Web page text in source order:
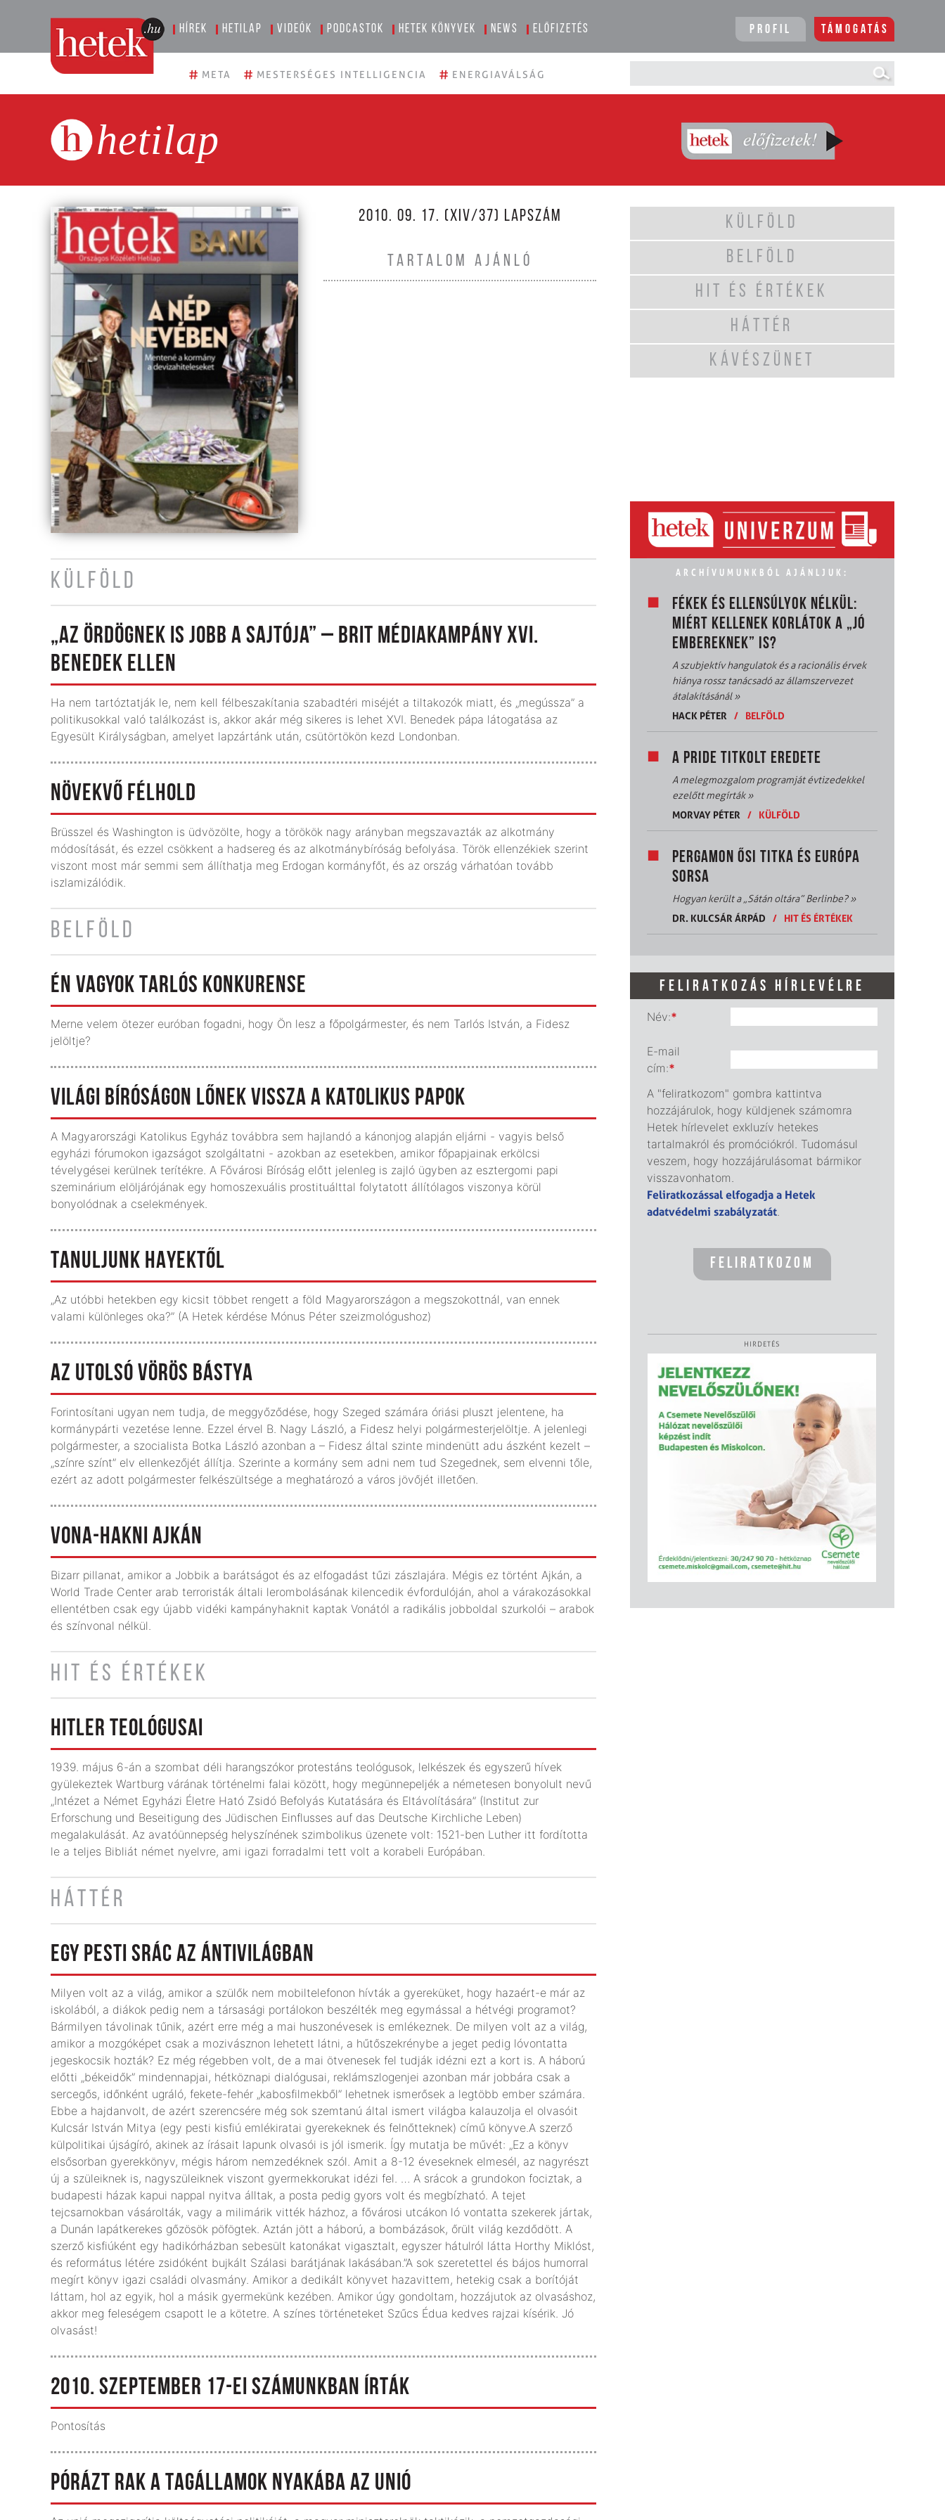
Hírek Hetilap Videók Podcastok Hetek könyvek News Előfizetés Profil Támogatás
# META # MESTERSÉGES INTELLIGENCIA # ENERGIAVÁLSÁG
hetilap
2010. 09. 17. (XIV/37) LAPSZÁM
TARTALOM AJÁNLÓ
KÜLFÖLD
„AZ ÖRDÖGNEK IS JOBB A SAJTÓJA” – BRIT MÉDIA­KAMPÁNY XVI.
BENEDEK ELLEN
Ha nem tartóztatják le, nem kell félbeszakítania szabadtéri miséjét a tiltakozók miatt, és „megússza” a
politikusokkal való találkozást is, akkor akár még sikeres is lehet XVI. Benedek pápa látogatása az
Egyesült Királyságban, amelyet lapzártánk után, csütörtökön kezd Londonban.
NÖVEKVŐ FÉLHOLD
Brüsszel és Washington is üdvözölte, hogy a törökök nagy arányban megszavazták az alkotmány
módosítását, és ezzel csökkent a hadsereg és az alkotmánybíróság befolyása. Török ellenzékiek szerint
viszont most már semmi sem állíthatja meg Erdogan kormányfőt, és az ország várhatóan tovább
iszlamizálódik.
BELFÖLD
ÉN VAGYOK TARLÓS KONKURENSE
Merne velem ötezer euróban fogadni, hogy Ön lesz a főpolgármester, és nem Tarlós István, a Fidesz
jelöltje?
VILÁGI BÍRÓSÁGON LŐNEK VISSZA A KATOLIKUS PAPOK
A Magyarországi Katolikus Egyház továbbra sem hajlandó a kánonjog alapján eljárni - vagyis belső
egyházi fórumokon igazságot szolgáltatni - azokban az esetekben, amikor főpapjainak erkölcsi
tévelygései kerülnek terítékre. A Fővárosi Bíróság előtt jelenleg is zajló ügyben az esztergomi papi
szeminárium elöljárójának egy homoszexuális prostituálttal folytatott állítólagos viszonya körül
bonyolódnak a cselekmények.
TANULJUNK HAYEKTŐL
„Az utóbbi hetekben egy kicsit többet rengett a föld Magyarországon a megszokottnál, van ennek
valami különleges oka?” (A Hetek kérdése Mónus Péter szeizmológushoz)
AZ UTOLSÓ VÖRÖS BÁSTYA
Forintosítani ugyan nem tudja, de meggyőződése, hogy Szeged számára óriási pluszt jelentene, ha
kormánypárti vezetése lenne. Ezzel érvel B. Nagy László, a Fidesz helyi polgármesterjelöltje. A jelenlegi
polgármester, a szocialista Botka László azonban a – Fidesz által szinte mindenütt adu ászként kezelt –
„színre színt” elv ellenkezőjét állítja. Szerinte a kormány sem adni nem tud Szegednek, sem elvenni tőle,
ezért az adott polgármester felkészültsége a meghatározó a város jövőjét illetően.
VONA-HAKNI AJKÁN
Bizarr pillanat, amikor a Jobbik a barátságot és az elfogadást tűzi zászlajára. Mégis ez történt Ajkán, a
World Trade Center arab terroristák általi lerombolásának kilencedik évfordulóján, ahol a várakozásokkal
ellentétben csak egy újabb vidéki kampányhaknit kaptak Vonától a radikális jobboldal szurkolói – arabok
és színvonal nélkül.
HIT ÉS ÉRTÉKEK
HITLER TEOLÓGUSAI
1939. május 6-án a szombat déli harangszókor protestáns teológusok, lelkészek és egyszerű hívek
gyülekeztek Wartburg várának történelmi falai között, hogy megünnepeljék a németesen bonyolult nevű
„Intézet a Német Egyházi Életre Ható Zsidó Befolyás Kutatására és Eltávolítására” (Institut zur
Erforschung und Beseitigung des Jüdischen Einflusses auf das Deutsche Kirchliche Leben)
megalakulását. Az avatóünnepség helyszínének szimbolikus üzenete volt: 1521-ben Luther itt fordította
le a teljes Bibliát német nyelvre, ami igazi forradalmi tett volt a korabeli Európában.
HÁTTÉR
EGY PESTI SRÁC AZ ÁNTIVILÁGBAN
Milyen volt az a világ, amikor a szülők nem mobiltelefonon hívták a gyereküket, hogy hazaért-e már az
iskolából, a diákok pedig nem a társasági portálokon beszélték meg egymással a hétvégi programot?
Bármilyen távolinak tűnik, azért erre még a mai huszonévesek is emlékeznek. De milyen volt az a világ,
amikor a mozgóképet csak a mozivásznon lehetett látni, a hűtőszekrénybe a jeget pedig lóvontatta
jegeskocsik hozták? Ez még régebben volt, de a mai ötvenesek fel tudják idézni ezt a kort is. A háború
előtti „békeidők” mindennapjai, hétköznapi dialógusai, reklámszlogenjei azonban már jobbára csak a
sercegős, időnként ugráló, fekete-fehér „kabosfilmekből” lehetnek ismerősek a legtöbb ember számára.
Ebbe a hajdanvolt, de azért szerencsére még sok szemtanú által ismert világba kalauzolja el olvasóit
Kulcsár István Mitya (egy pesti kisfiú emlékiratai gyerekeknek és felnőtteknek) című könyve.A szerző
külpolitikai újságíró, akinek az írásait lapunk olvasói is jól ismerik. Így mutatja be művét: „Ez a könyv
elsősorban gyerekkönyv, mégis három nemzedéknek szól. Amit a 8-12 éveseknek elmesél, az nagyrészt
új a szüleiknek is, nagyszüleiknek viszont gyermekkorukat idézi fel. … A srácok a grundokon fociztak, a
budapesti házak kapui nappal nyitva álltak, a posta pedig gyors volt és megbízható. A tejet
tejcsarnokban vásárolták, vagy a milimárik vitték házhoz, a fővárosi utcákon ló vontatta szekerek jártak,
a Dunán lapátkerekes gőzösök pöfögtek. Aztán jött a háború, a bombázások, őrült világ kezdődött. A
szerző kisfiúként egy hadikórházban sebesült katonákat vigasztalt, egyszer hátulról látta Horthy Miklóst,
és református létére zsidóként bujkált Szálasi barátjának lakásában.”A sok szeretettel és bájos humorral
megírt könyv igazi családi olvasmány. Amikor a dedikált könyvet hazavittem, hetekig csak a borítóját
láttam, hol az egyik, hol a másik gyermekünk kezében. Amikor úgy gondoltam, hozzájutok az olvasáshoz,
akkor meg feleségem csapott le a kötetre. A színes történeteket Szűcs Édua kedves rajzai kísérik. Jó
olvasást!
2010. SZEPTEMBER 17-EI SZÁMUNKBAN ÍRTÁK
Pontosítás
PÓRÁZT RAK A TAGÁLLAMOK NYAKÁBA AZ UNIÓ
KÜLFÖLD
BELFÖLD
HIT ÉS ÉRTÉKEK
HÁTTÉR
KÁVÉSZÜNET
ARCHÍVUMUNKBÓL AJÁNLJUK:
FÉKEK ÉS ELLENSÚLYOK NÉLKÜL:
MIÉRT KELLENEK KORLÁTOK A „JÓ
EMBEREKNEK” IS?
A szubjektív hangulatok és a racionális érvek
hiánya rossz tanácsadó az államszervezet
átalakításánál»
HACK PÉTER
/ BELFÖLD
A PRIDE TITKOLT EREDETE
A melegmozgalom programját évtizedekkel
ezelőtt megírták»
MORVAY PÉTER
/ KÜLFÖLD
PERGAMON ŐSI TITKA ÉS EURÓPA
SORSA
Hogyan került a „Sátán oltára” Berlinbe?»
DR. KULCSÁR ÁRPÁD
/ HIT ÉS ÉRTÉKEK
FELIRATKOZÁS HÍRLEVÉLRE
Név:*
E-mail
cím:*
A "feliratkozom" gombra kattintva
hozzájárulok, hogy küldjenek számomra
Hetek hírlevelet exkluzív hetekes
tartalmakról és promóciókról. Tudomásul
veszem, hogy hozzájárulásomat bármikor
visszavonhatom.
Feliratkozással elfogadja a Hetek
adatvédelmi szabályzatát.
HIRDETÉS